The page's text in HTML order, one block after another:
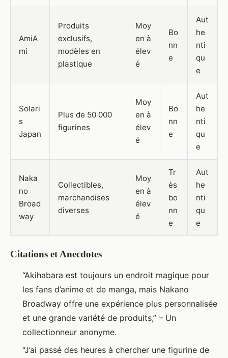
AmiA
mi
Produits
exclusifs,
modèles en
plastique
Moy
en à
élev
é
Bo
nn
e
Aut
he
nti
qu
e
Solari
s
Japan
Plus de 50 000
figurines
Moy
en à
élev
é
Bo
nn
e
Aut
he
nti
qu
e
Naka
no
Broad
way
Collectibles,
marchandises
diverses
Moy
en à
élev
é
Tr
ès
bo
nn
e
Aut
he
nti
qu
e
Citations et Anecdotes
“Akihabara est toujours un endroit magique pour
les fans d’anime et de manga, mais Nakano
Broadway offre une expérience plus personnalisée
et une grande variété de produits,” – Un
collectionneur anonyme.
“J’ai passé des heures à chercher une figurine de